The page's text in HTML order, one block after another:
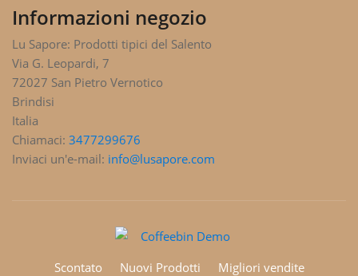
Informazioni negozio
Lu Sapore: Prodotti tipici del Salento
Via G. Leopardi, 7
72027 San Pietro Vernotico
Brindisi
Italia
Chiamaci: 3477299676
Inviaci un'e-mail: info@lusapore.com
Scontato Nuovi Prodotti
Migliori vendite